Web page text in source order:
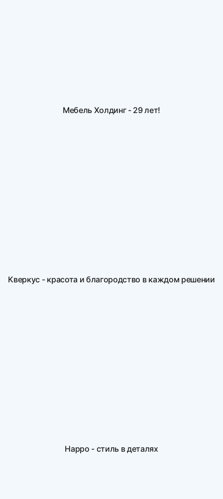
Мебель Холдинг - 29 лет!
Кверкус - красота и благородство в каждом решении
Нарро - стиль в деталях